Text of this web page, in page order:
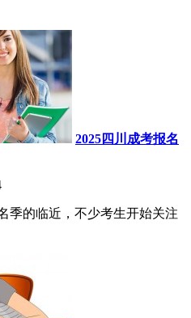
2025四川成考报名
季的临近，不少考生开始关注